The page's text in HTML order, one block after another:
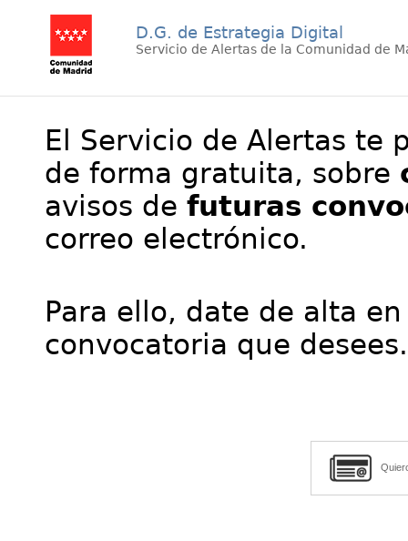
D.G. de Estrategia Digital
Servicio de Alertas de la Comunidad de
El Servicio de Alertas te
de forma gratuita, sobre
avisos de futuras
correo electrónico.
Para ello, date de alta
convocatoria que desees.